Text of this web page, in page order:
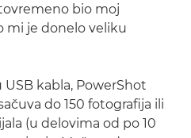
bio moj
mi je donelo veliku
kabla, PowerShot
do 150 fotografija ili
(u delovima od po 10